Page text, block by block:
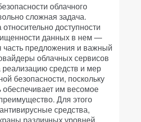
облачного
сложная задача.
доступности
данных в нем —
предложения и важный
облачных сервисов
реализацию средств и мер
безопасности, поскольку
им весомое
Для этого
средства,